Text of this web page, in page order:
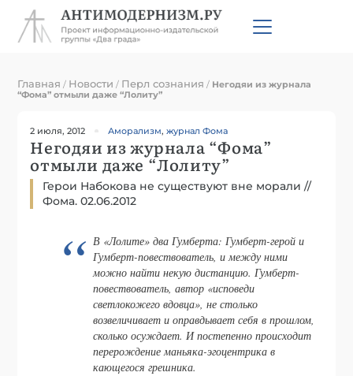
Главная / Новости / Перл сознания / Негодяи из журнала
“Фома” отмыли даже “Лолиту”
2 июля, 2012 Аморализм,журнал Фома
Негодяи из журнала “Фома”
отмыли даже “Лолиту”
Герои Набокова не существуют вне морали //
Фома. 02.06.2012
В «Лолите» два Гумберта: Гумберт-герой и
Гумберт-повествователь, и между ними
можно найти некую дистанцию. Гумберт-
повествователь, автор «исповеди
светлокожего вдовца», не столько
возвеличивает и оправдывает себя в прошлом,
сколько осуждает. И постепенно происходит
перерождение маньяка-эгоцентрика в
кающегося грешника.